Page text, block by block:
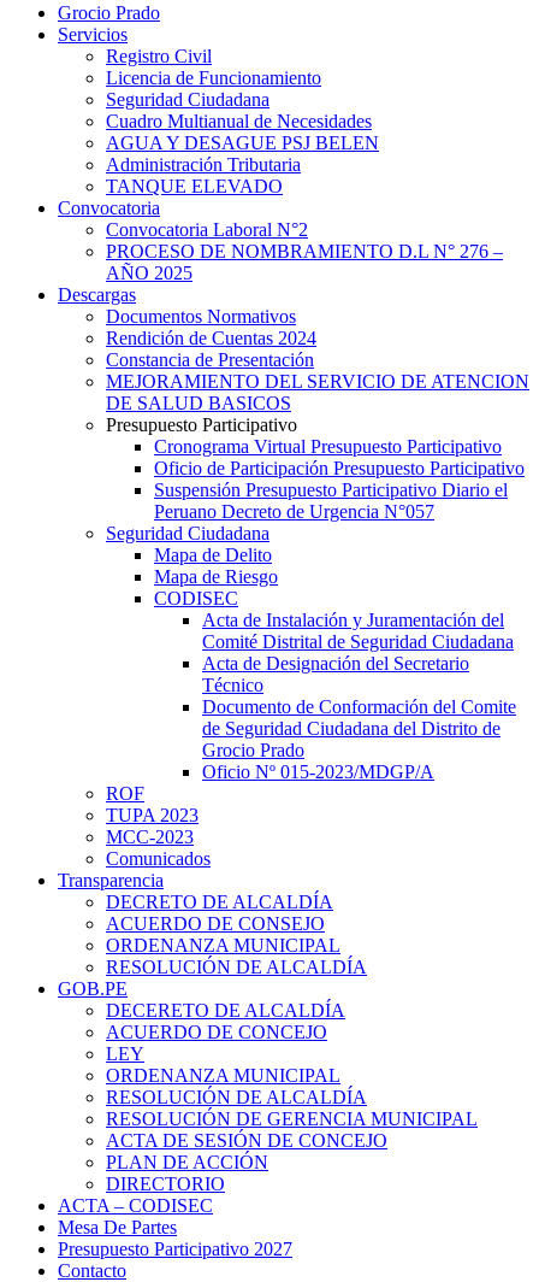
Grocio Prado
Servicios
Registro Civil
Licencia de Funcionamiento
Seguridad Ciudadana
Cuadro Multianual de Necesidades
AGUA Y DESAGUE PSJ BELEN
Administración Tributaria
TANQUE ELEVADO
Convocatoria
Convocatoria Laboral N°2
PROCESO DE NOMBRAMIENTO D.L N° 276 –
AÑO 2025
Descargas
Documentos Normativos
Rendición de Cuentas 2024
Constancia de Presentación
MEJORAMIENTO DEL SERVICIO DE ATENCION
DE SALUD BASICOS
Presupuesto Participativo
Cronograma Virtual Presupuesto Participativo
Oficio de Participación Presupuesto Participativo
Suspensión Presupuesto Participativo Diario el
Peruano Decreto de Urgencia N°057
Seguridad Ciudadana
Mapa de Delito
Mapa de Riesgo
CODISEC
Acta de Instalación y Juramentación del
Comité Distrital de Seguridad Ciudadana
Acta de Designación del Secretario
Técnico
Documento de Conformación del Comite
de Seguridad Ciudadana del Distrito de
Grocio Prado
Oficio Nº 015-2023/MDGP/A
ROF
TUPA 2023
MCC-2023
Comunicados
Transparencia
DECRETO DE ALCALDÍA
ACUERDO DE CONSEJO
ORDENANZA MUNICIPAL
RESOLUCIÓN DE ALCALDÍA
GOB.PE
DECERETO DE ALCALDÍA
ACUERDO DE CONCEJO
LEY
ORDENANZA MUNICIPAL
RESOLUCIÓN DE ALCALDÍA
RESOLUCIÓN DE GERENCIA MUNICIPAL
ACTA DE SESIÓN DE CONCEJO
PLAN DE ACCIÓN
DIRECTORIO
ACTA – CODISEC
Mesa De Partes
Presupuesto Participativo 2027
Contacto